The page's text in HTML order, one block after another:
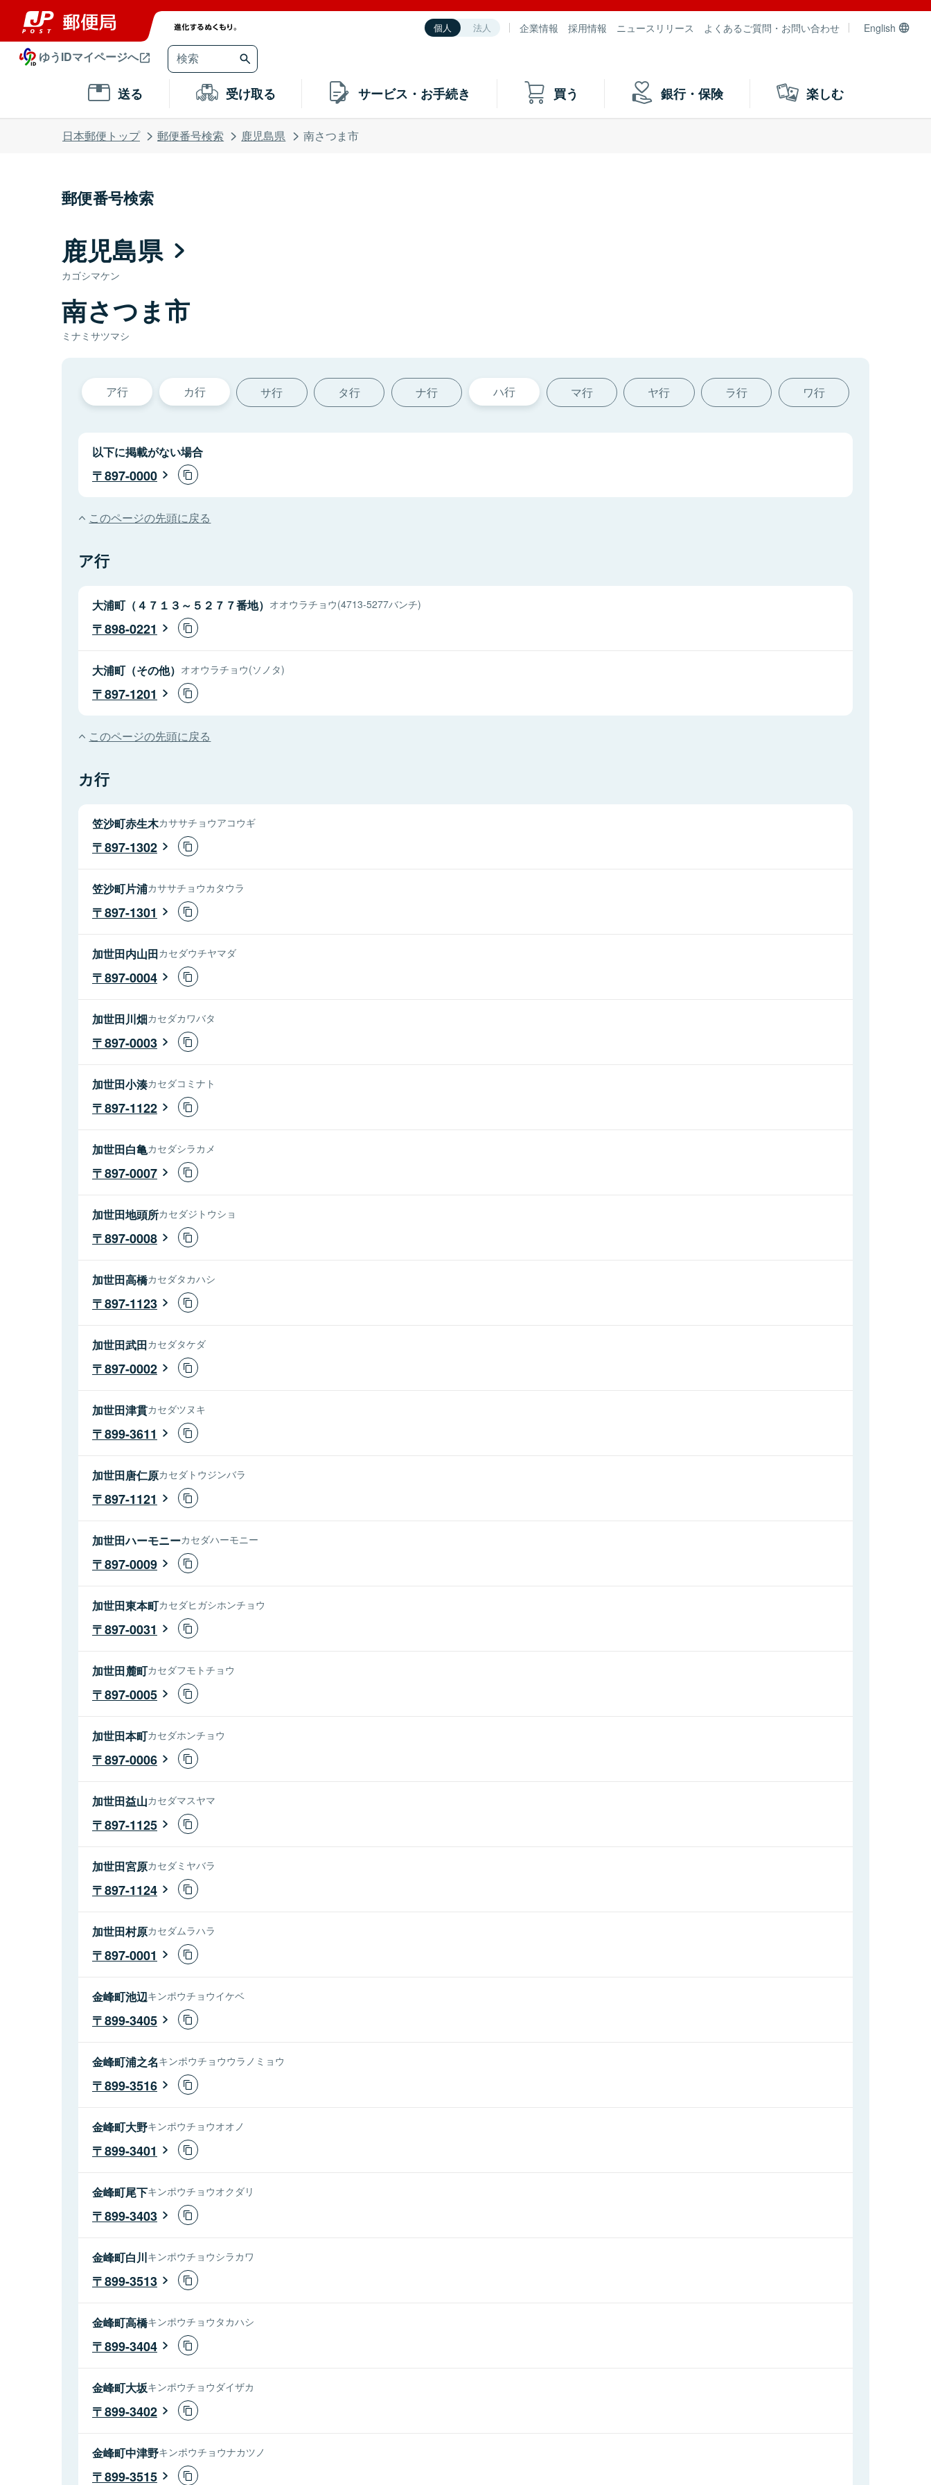
個人 法人 企業情報 採用情報 ニュースリリース よくあるご質問・お問い合わせ English
ゆうIDマイページへ
送る 受け取る サービス・お手続き 買う 銀行・保険 楽しむ
日本郵便トップ 郵便番号検索 鹿児島県 南さつま市
郵便番号検索
鹿児島県
カゴシマケン
南さつま市
ミナミサツマシ
ア行 カ行 サ行 タ行 ナ行 ハ行 マ行 ヤ行 ラ行 ワ行
以下に掲載がない場合
897-0000
このページの先頭に戻る
ア行
大浦町（４７１３～５２７７番地） オオウラチョウ(4713-5277バンチ)
898-0221
大浦町（その他） オオウラチョウ(ソノタ)
897-1201
このページの先頭に戻る
カ行
笠沙町赤生木カササチョウアコウギ
897-1302
笠沙町片浦カササチョウカタウラ
897-1301
加世田内山田カセダウチヤマダ
897-0004
加世田川畑カセダカワバタ
897-0003
加世田小湊カセダコミナト
897-1122
加世田白亀カセダシラカメ
897-0007
加世田地頭所カセダジトウショ
897-0008
加世田高橋カセダタカハシ
897-1123
加世田武田カセダタケダ
897-0002
加世田津貫カセダツヌキ
899-3611
加世田唐仁原カセダトウジンバラ
897-1121
加世田ハーモニーカセダハーモニー
897-0009
加世田東本町カセダヒガシホンチョウ
897-0031
加世田麓町カセダフモトチョウ
897-0005
加世田本町カセダホンチョウ
897-0006
加世田益山カセダマスヤマ
897-1125
加世田宮原カセダミヤバラ
897-1124
加世田村原カセダムラハラ
897-0001
金峰町池辺キンポウチョウイケベ
899-3405
金峰町浦之名キンポウチョウウラノミョウ
899-3516
金峰町大野キンポウチョウオオノ
899-3401
金峰町尾下キンポウチョウオクダリ
899-3403
金峰町白川キンポウチョウシラカワ
899-3513
金峰町高橋キンポウチョウタカハシ
899-3404
金峰町大坂キンポウチョウダイザカ
899-3402
金峰町中津野キンポウチョウナカツノ
899-3515